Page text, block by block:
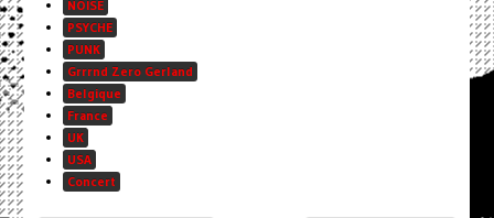
NOISE
PSYCHE
PUNK
Grrrnd Zero Gerland
Belgique
France
UK
USA
Concert